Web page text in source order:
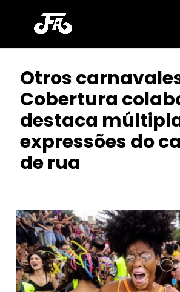
Otros
Cobertura
destaca
expressões do
de rua